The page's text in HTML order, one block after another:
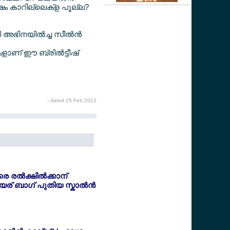
കാറില്ലെക്ള പൂല്ല?
അഭിനയില്‍ച്ച സീല്‍ന്‍
ഈ ബ്രില്‍ട്ടീഷ്
- dated 25 Feb 2013
രല്‍ക്ഷില്‍ക്കാന്
ബാഗ് പുതിയ സ്കാല്‍ന്‍